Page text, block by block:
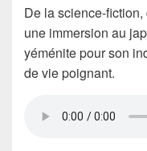
De la science-
une immersion au
yéménite pour son
de vie poignant.